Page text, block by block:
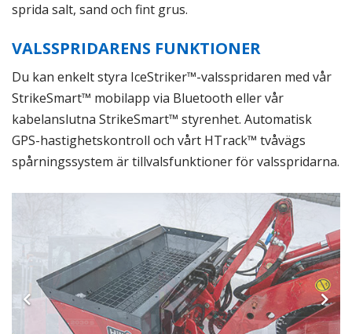
sprida salt, sand och fint grus.
VALSSPRIDARENS FUNKTIONER
Du kan enkelt styra IceStriker™-valsspridaren med vår
StrikeSmart™ mobilapp via Bluetooth eller vår
kabelanslutna StrikeSmart™ styrenhet. Automatisk
GPS-hastighetskontroll och vårt HTrack™ tvåvägs
spårningssystem är tillvalsfunktioner för valsspridarna.